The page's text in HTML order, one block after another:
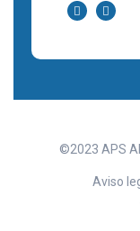
©2023 APS
Aviso